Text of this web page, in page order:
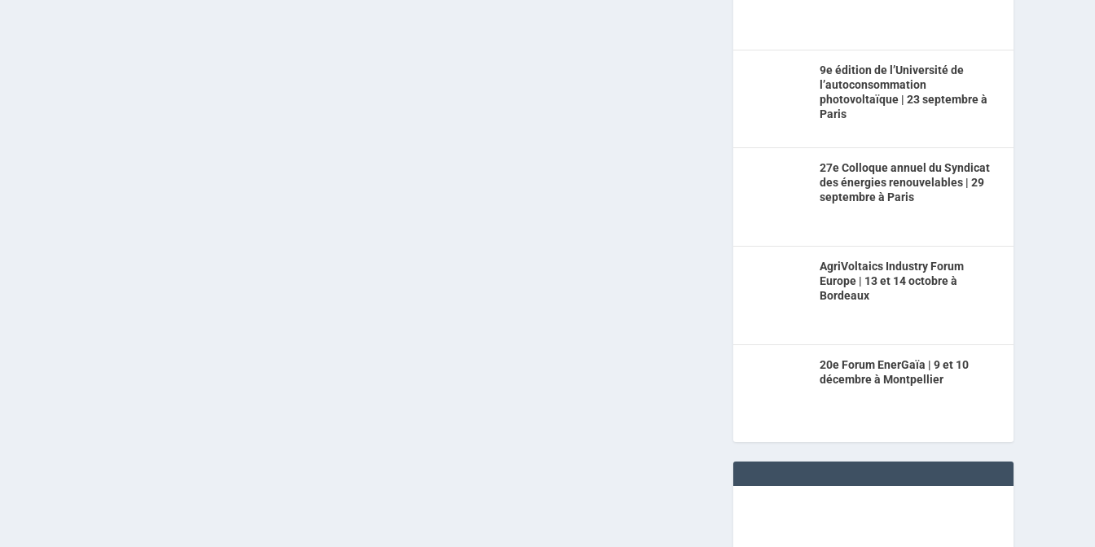
9e édition de l’Université de
l’autoconsommation
photovoltaïque | 23 septembre à
Paris
27e Colloque annuel du Syndicat
des énergies renouvelables | 29
septembre à Paris
AgriVoltaics Industry Forum
Europe | 13 et 14 octobre à
Bordeaux
20e Forum EnerGaïa | 9 et 10
décembre à Montpellier